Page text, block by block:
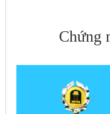
Chứng